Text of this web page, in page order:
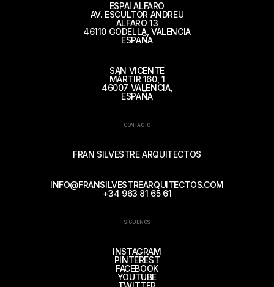
ESPAI ALFARO
AV. ESCULTOR ANDREU
ALFARO 13
46110 GODELLA, VALENCIA
ESPAÑA
SAN VICENTE
MÁRTIR 160, 1
46007 VALENCIA,
ESPAÑA
CONTACTO
FRAN SILVESTRE ARQUITECTOS
INFO@FRANSILVESTREARQUITECTOS.COM
+34 963 81 65 61
SÍGUENOS
INSTAGRAM
PINTEREST
FACEBOOK
YOUTUBE